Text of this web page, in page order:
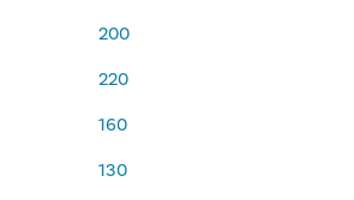
200
220
160
130